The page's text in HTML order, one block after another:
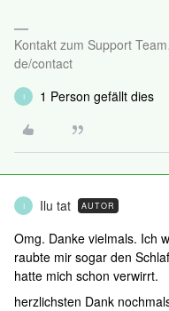
Kontakt zum Support
de/contact
I 1 Person gefällt dies
I Ilu tat AUTOR
Omg. Danke vielmals. Ich
raubte mir sogar den
hatte mich schon verwirrt.
herzlichsten Dank